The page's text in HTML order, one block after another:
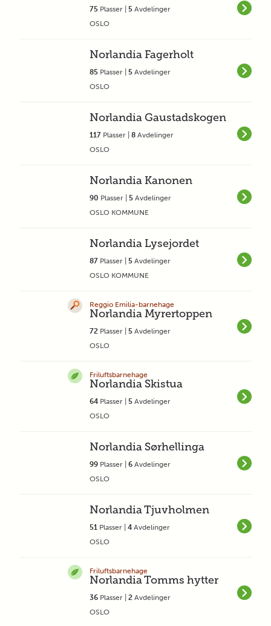
75 Plasser | 5 Avdelinger
OSLO
Norlandia Fagerholt
85 Plasser | 5 Avdelinger
OSLO
Norlandia Gaustadskogen
117 Plasser | 8 Avdelinger
OSLO
Norlandia Kanonen
90 Plasser | 5 Avdelinger
OSLO KOMMUNE
Norlandia Lysejordet
87 Plasser | 5 Avdelinger
OSLO KOMMUNE
Reggio Emilia-barnehage
Norlandia Myrertoppen
72 Plasser | 5 Avdelinger
OSLO
Friluftsbarnehage
Norlandia Skistua
64 Plasser | 5 Avdelinger
OSLO
Norlandia Sørhellinga
99 Plasser | 6 Avdelinger
OSLO
Norlandia Tjuvholmen
51 Plasser | 4 Avdelinger
OSLO
Friluftsbarnehage
Norlandia Tomms hytter
36 Plasser | 2 Avdelinger
OSLO